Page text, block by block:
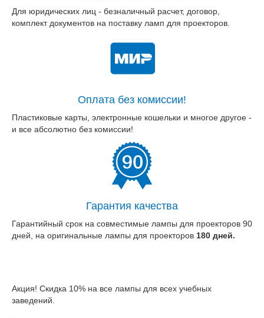
Для юридических лиц - безналичный расчет, договор,
комплект документов на поставку ламп для проекторов.
Оплата без комиссии!
Пластиковые карты, электронные кошельки и многое другое -
и все абсолютно без комиссии!
Гарантия качества
Гарантийный срок на совместимые лампы для проекторов 90
дней, на оригинальные лампы для проекторов 180 дней.
Акция! Скидка 10% на все лампы для всех учебных
заведений.